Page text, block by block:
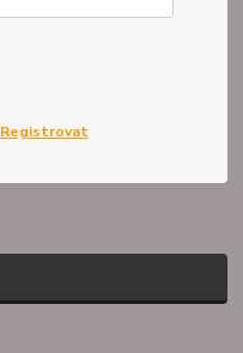
Registrovat